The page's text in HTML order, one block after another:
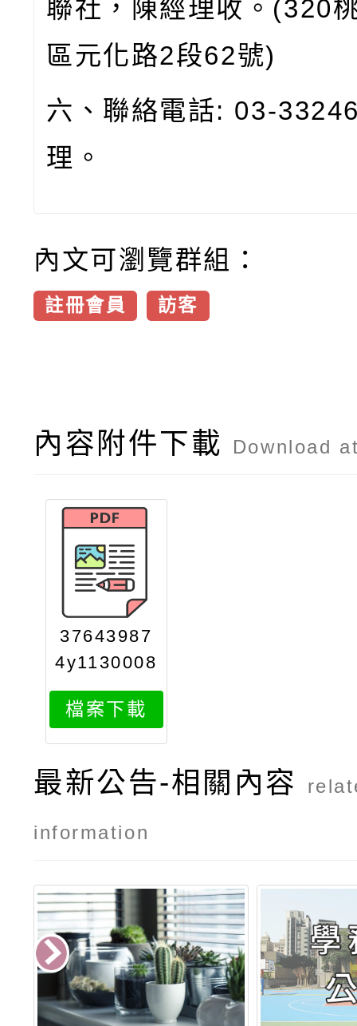
聯社，陳經理收。 (320
區元化路2段62號)
六、聯絡電話: 03-
理。
內文可瀏覽群組：
註冊會員 訪客
內容附件下載 Download
37643987
4y1130008
414attach
1
檔案下載
最新公告-相關內容
information